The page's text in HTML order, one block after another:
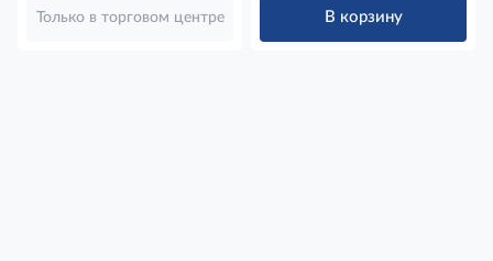
Только в торговом центре В корзину